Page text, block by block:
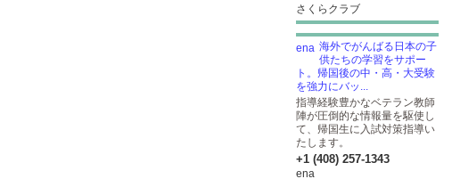
さくらクラブ
海外でがんばる日本の子
供たちの学習をサポー
ト。帰国後の中・高・大受験
を強力にバッ...
指導経験豊かなベテラン教師
陣が圧倒的な情報量を駆使し
て、帰国生に入試対策指導い
たします。
+1 (408) 257-1343
ena